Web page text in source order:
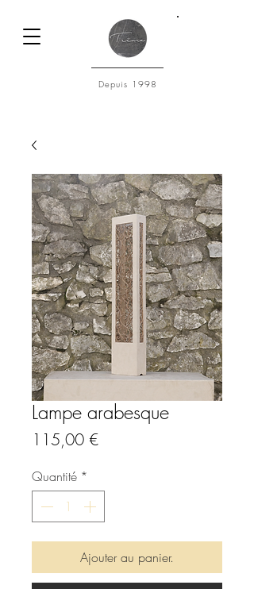
Depuis 1998
Lampe arabesque
115,00 €Prix
Quantité *
Ajouter au panier.